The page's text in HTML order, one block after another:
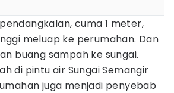
cuma 1 meter,
meluap ke perumahan. Dan
buang sampah ke sungai.
di pintu air Sungai Semangir
juga menjadi penyebab